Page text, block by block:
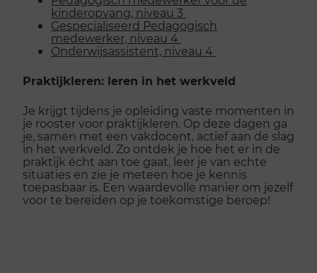
kinderopvang, niveau 3
Gespecialiseerd Pedagogisch
medewerker, niveau 4
Onderwijsassistent, niveau 4
Praktijkleren: leren in het werkveld
Je krijgt tijdens je opleiding vaste momenten in
je rooster voor praktijkleren. Op deze dagen ga
je, samen met een vakdocent, actief aan de slag
in het werkveld. Zo ontdek je hoe het er in de
praktijk écht aan toe gaat, leer je van echte
situaties en zie je meteen hoe je kennis
toepasbaar is. Een waardevolle manier om jezelf
voor te bereiden op je toekomstige beroep!